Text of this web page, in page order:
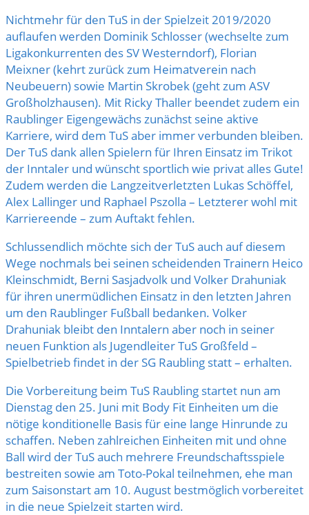
Nichtmehr für den TuS in der Spielzeit 2019/2020
auflaufen werden Dominik Schlosser (wechselte zum
Ligakonkurrenten des SV Westerndorf), Florian
Meixner (kehrt zurück zum Heimatverein nach
Neubeuern) sowie Martin Skrobek (geht zum ASV
Großholzhausen). Mit Ricky Thaller beendet zudem ein
Raublinger Eigengewächs zunächst seine aktive
Karriere, wird dem TuS aber immer verbunden bleiben.
Der TuS dank allen Spielern für Ihren Einsatz im Trikot
der Inntaler und wünscht sportlich wie privat alles Gute!
Zudem werden die Langzeitverletzten Lukas Schöffel,
Alex Lallinger und Raphael Pszolla – Letzterer wohl mit
Karriereende – zum Auftakt fehlen.
Schlussendlich möchte sich der TuS auch auf diesem
Wege nochmals bei seinen scheidenden Trainern Heico
Kleinschmidt, Berni Sasjadvolk und Volker Drahuniak
für ihren unermüdlichen Einsatz in den letzten Jahren
um den Raublinger Fußball bedanken. Volker
Drahuniak bleibt den Inntalern aber noch in seiner
neuen Funktion als Jugendleiter TuS Großfeld –
Spielbetrieb findet in der SG Raubling statt – erhalten.
Die Vorbereitung beim TuS Raubling startet nun am
Dienstag den 25. Juni mit Body Fit Einheiten um die
nötige konditionelle Basis für eine lange Hinrunde zu
schaffen. Neben zahlreichen Einheiten mit und ohne
Ball wird der TuS auch mehrere Freundschaftsspiele
bestreiten sowie am Toto-Pokal teilnehmen, ehe man
zum Saisonstart am 10. August bestmöglich vorbereitet
in die neue Spielzeit starten wird.